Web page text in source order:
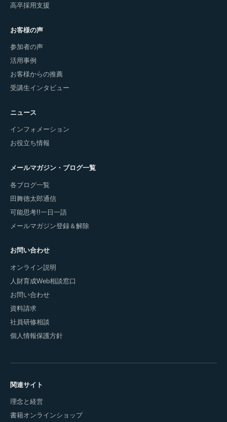
高卒採用支援
お客様の声
参加者の声
活用事例
お客様からの推薦
受講生インタビュー
ニュース
インフォメーション
お役立ち情報
メールマガジン・ブログ一覧
各ブログ一覧
田舞徳太郎通信
可能思考!!一日一語
メールマガジン登録＆解除
お問い合わせ
オンライン説明
人財育成Web相談窓口
お問い合わせ
資料請求
社員研修相談
個人情報保護方針
関連サイト
理念と経営
書籍オンラインショップ